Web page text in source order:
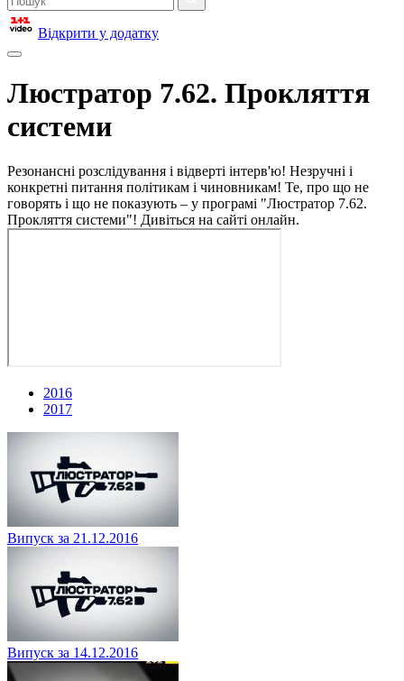
Відкрити у додатку
Люстратор 7.62. Прокляття
системи
Резонансні розслідування і відверті інтерв'ю! Незручні і
конкретні питання політикам і чиновникам! Те, про що не
говорять і що не показують – у програмі "Люстратор 7.62.
Прокляття системи"! Дивіться на сайті онлайн.
2016
2017
Випуск за 21.12.2016
Випуск за 14.12.2016